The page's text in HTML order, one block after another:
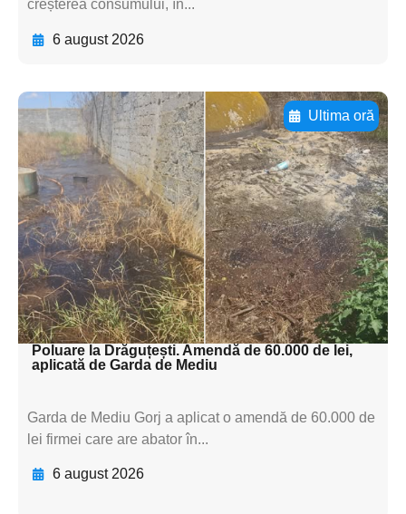
creșterea consumului, în...
6 august 2026
Ultima oră
Adaugă aici textul pentru
subtitluAdaugă aici
textul pentru
subtitluAdaugă aici
textul pentru
subtitluAdaugă aici
textul pentru subti
Poluare la Drăguțești. Amendă de 60.000 de lei,
aplicată de Garda de Mediu
Garda de Mediu Gorj a aplicat o amendă de 60.000 de
lei firmei care are abator în...
6 august 2026